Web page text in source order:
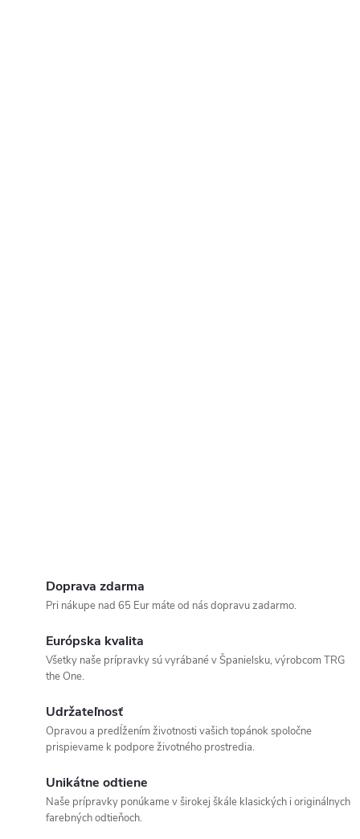
Doprava zdarma
Pri nákupe nad 65 Eur máte od nás dopravu zadarmo.
Európska kvalita
Všetky naše prípravky sú vyrábané v Španielsku, výrobcom TRG
the One.
Udržateľnosť
Opravou a predĺžením životnosti vašich topánok spoločne
prispievame k podpore životného prostredia.
Unikátne odtiene
Naše prípravky ponúkame v širokej škále klasických i originálnych
farebných odtieňoch.